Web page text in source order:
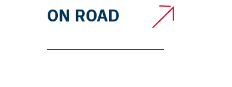
ON ROAD